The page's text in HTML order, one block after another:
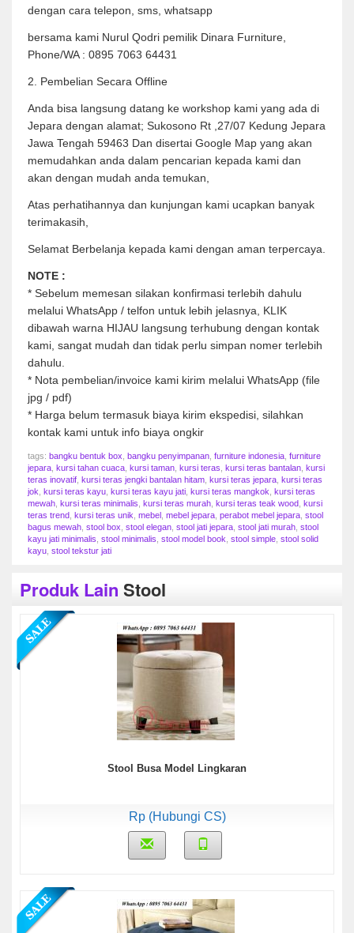
dengan cara telepon, sms, whatsapp
bersama kami Nurul Qodri pemilik Dinara Furniture,
Phone/WA : 0895 7063 64431
2. Pembelian Secara Offline
Anda bisa langsung datang ke workshop kami yang ada di
Jepara dengan alamat; Sukosono Rt ,27/07 Kedung Jepara
Jawa Tengah 59463 Dan disertai Google Map yang akan
memudahkan anda dalam pencarian kepada kami dan
akan dengan mudah anda temukan,
Atas perhatihannya dan kunjungan kami ucapkan banyak
terimakasih,
Selamat Berbelanja kepada kami dengan aman terpercaya.
NOTE :
* Sebelum memesan silakan konfirmasi terlebih dahulu
melalui WhatsApp / telfon untuk lebih jelasnya, KLIK
dibawah warna HIJAU langsung terhubung dengan kontak
kami, sangat mudah dan tidak perlu simpan nomer terlebih
dahulu.
* Nota pembelian/invoice kami kirim melalui WhatsApp (file
jpg / pdf)
* Harga belum termasuk biaya kirim ekspedisi, silahkan
kontak kami untuk info biaya ongkir
tags: bangku bentuk box bangku penyimpanan furniture indonesia furniture
jepara kursi tahan cuaca kursi taman kursi teras kursi teras bantalan kursi
teras inovatif kursi teras jengki bantalan hitam kursi teras jepara kursi teras
jok kursi teras kayu kursi teras kayu jati kursi teras mangkok kursi teras
mewah kursi teras minimalis kursi teras murah kursi teras teak wood kursi
teras trend kursi teras unik mebel mebel jepara perabot mebel jepara stool
bagus mewah stool box stool elegan stool jati jepara stool jati murah stool
kayu jati minimalis stool minimalis stool model book stool simple stool solid
kayu stool tekstur jati
Produk Lain Stool
Stool Busa Model Lingkaran
Rp (Hubungi CS)